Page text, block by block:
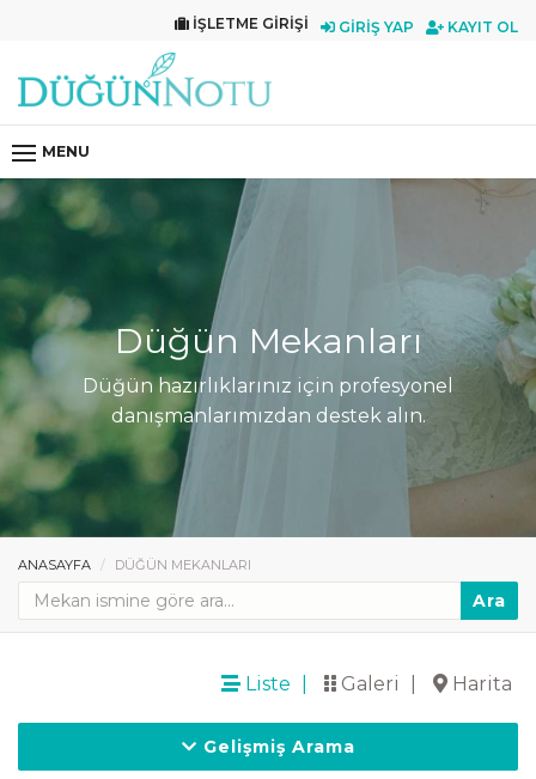
İŞLETME GIRIŞI GIRIŞ YAP KAYIT OL
MENU
Düğün Mekanları
Düğün hazırlıklarınız için profesyonel
danışmanlarımızdan destek alın.
ANASAYFA DÜĞÜN MEKANLARI
Ara
Liste Galeri Harita
Gelişmiş Arama